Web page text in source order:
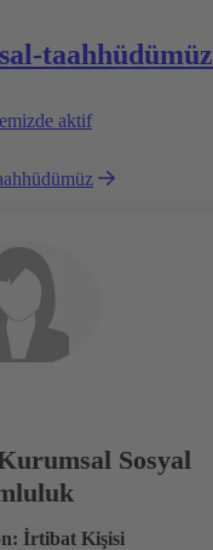
taahhüdümüz
aktif
Sosyal
İrtibat Kişisi